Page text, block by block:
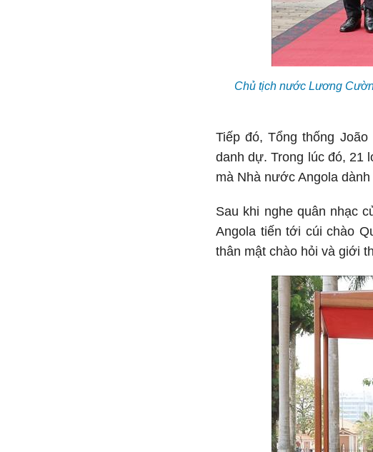
Chủ tịch nước Lương
Tiếp đó, Tổng thống
danh dự. Trong lúc đó, 21
mà Nhà nước Angola
Sau khi nghe quân nhạc
Angola tiến tới cúi chào
thân mật chào hỏi và giới